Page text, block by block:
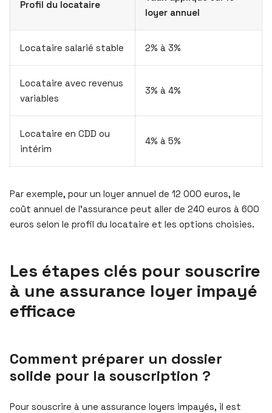
Profil du locataire
loyer annuel
Locataire salarié stable 2% à 3%
Locataire avec revenus
variables
3% à 4%
Locataire en CDD ou
intérim
4% à 5%
Par exemple, pour un loyer annuel de 12 000 euros, le
coût annuel de l’assurance peut aller de 240 euros à 600
euros selon le profil du locataire et les options choisies.
Les étapes clés pour souscrire
à une assurance loyer impayé
efficace
Comment préparer un dossier
solide pour la souscription ?
Pour souscrire à une assurance loyers impayés, il est